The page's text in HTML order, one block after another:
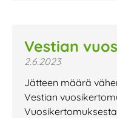
Vestian
2.6.2023
Jätteen määrä
Vestian